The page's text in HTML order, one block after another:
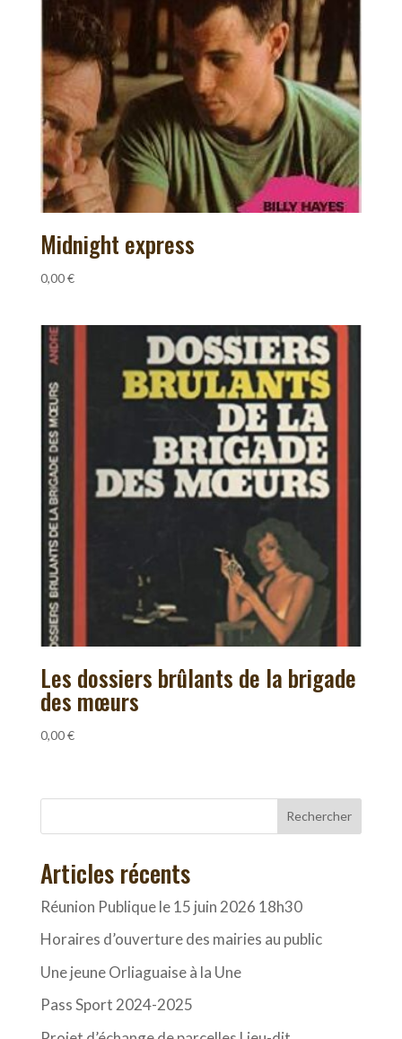
Midnight express
0,00€
Les dossiers brûlants de la brigade
des mœurs
0,00€
Rechercher
Articles récents
Réunion Publique le 15 juin 2026 18h30
Horaires d’ouverture des mairies au public
Une jeune Orliaguaise à la Une
Pass Sport 2024-2025